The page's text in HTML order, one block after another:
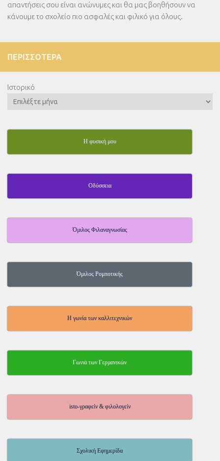
απαντήσεις σου είναι ανώνυμες και θα μας βοηθήσουν να
κάνουμε το σχολείο πιο ασφαλές και φιλικό για όλους.
ΠΕΡΙΣΣΌΤΕΡΑ
Ιστορικό
Η φυσική μου
Οδύσσεια
Όμιλος Φιλαναγνωσίας
Όμιλος Ρομποτικής
Η γωνία των καλλιτεχνικών
Γωνιά των Γερμανικών
isto-γραφείν & φιλολογείν
Σχολική Εφημερίδα